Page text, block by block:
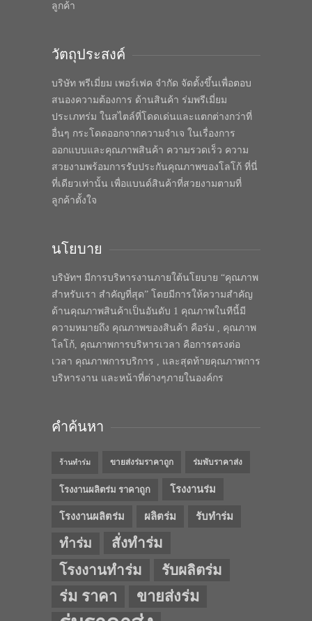
ลูกค้า
วัตถุประสงค์
บริษัท พรีเมี่ยม เพอร์เฟค จำกัด จัดตั้งขึ้นเพื่อตอบ
สนองความต้องการ ด้านสินค้า ร่มพรีเมี่ยม
ประเภทร่ม ในสไตล์ที่โดดเด่นและแตกต่างกว่าที่
อื่นๆ กระโดดออกจากความจำเจ ในเรื่องการ
ออกแบบและคุณภาพสินค้า ความรวดเร็ว ความ
สวยงามพร้อมการรับประกันคุณภาพของโลโก้ ที่นี่
ที่เดียวเท่านั้น เพื่อแบนด์สินค้าที่สวยงามตามที่
ลูกค้าตั้งใจ
นโยบาย
บริษัทฯ มีการบริหารงานภายใต้นโยบาย “คุณภาพ
สำหรับเรา สำคัญที่สุด” โดยมีการให้ความสำคัญ
ด้านคุณภาพสินค้าเป็นอันดับ 1 คุณภาพในทีนี้มี
ความหมายถึง คุณภาพของสินค้า คือร่ม , คุณภาพ
โลโก้, คุณภาพการบริหารเวลา คือการตรงต่อ
เวลา คุณภาพการบริการ , และสุดท้ายคุณภาพการ
บริหารงาน และหน้าที่ต่างๆภายในองค์กร
คำค้นหา
ร้านทำร่ม ขายส่งร่มราคาถูก ร่มพับราคาส่ง
โรงงานผลิตร่ม ราคาถูก โรงงานร่ม
โรงงานผลิตร่ม ผลิตร่ม รับทำร่ม
ทำร่ม
สั่งทำร่ม
โรงงานทำร่ม
รับผลิตร่ม
ร่ม ราคา ขายส่งร่ม